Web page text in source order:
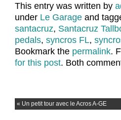
This entry was written by
under Le Garage and
santacruz, Santacruz
pedals, syncros FL,
Bookmark the permalink.
for this post. Both
« Un petit tour avec le Acros A-GE